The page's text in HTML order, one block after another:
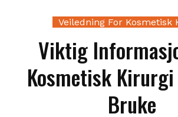
Veiledning For Kosmetisk
Viktig
Kosmetisk Kirurgi
Bruke